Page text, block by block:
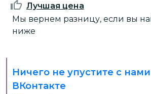
Лучшая цена
Мы вернем разницу, если вы
ниже
Ничего не упустите с
ВКонтакте